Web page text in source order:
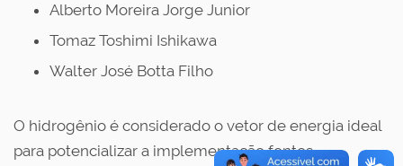
Alberto Moreira Jorge Junior
Tomaz Toshimi Ishikawa
Walter José Botta Filho
O hidrogênio é considerado o vetor de energia ideal
para potencializar a implementação fontes